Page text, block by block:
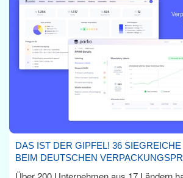
DAS IST DER GIPFEL! 36
BEIM DEUTSCHEN